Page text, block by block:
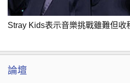
Stray Kids表示音樂挑戰雖難但收
論壇